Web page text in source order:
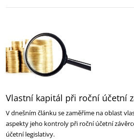
Vlastní kapitál při roční účetní
V dnešním článku se zaměříme na oblast
aspekty jeho kontroly při roční účetní
účetní legislativy.